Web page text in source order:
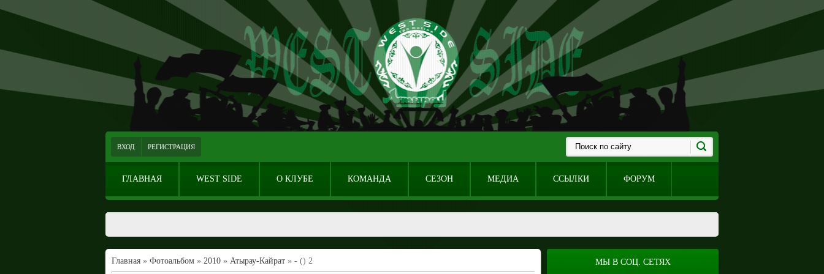
ВХОД РЕГИСТРАЦИЯ
ГЛАВНАЯ WEST SIDE О КЛУБЕ КОМАНДА СЕЗОН МЕДИА ССЫЛКИ ФОРУМ
Главная » Фотоальбом » 2010 » Атырау-Кайрат » - () 2 МЫ В СОЦ. СЕТЯХ